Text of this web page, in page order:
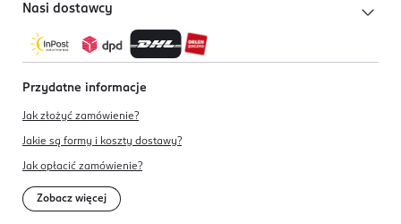
Nasi dostawcy
Przydatne informacje
Jak złożyć zamówienie?
Jakie są formy i koszty dostawy?
Jak opłacić zamówienie?
Zobacz więcej